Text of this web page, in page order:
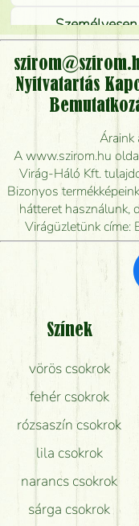
virágcsokrot, vagy
Meddig
Mennyire
mikor tudják
Vörös
Milyen
Tényleg
Mit kell tudni
Hogy marad a
Tudok
Nyitvatartás
Áraink
A www.szirom.hu
Virág-Háló Kft.
Bizonyos
hátteret használunk,
Virágüzletünk címe:
Színek
vörös csokrok
fehér csokrok
rózsaszín csokrok
lila csokrok
narancs csokrok
sárga csokrok